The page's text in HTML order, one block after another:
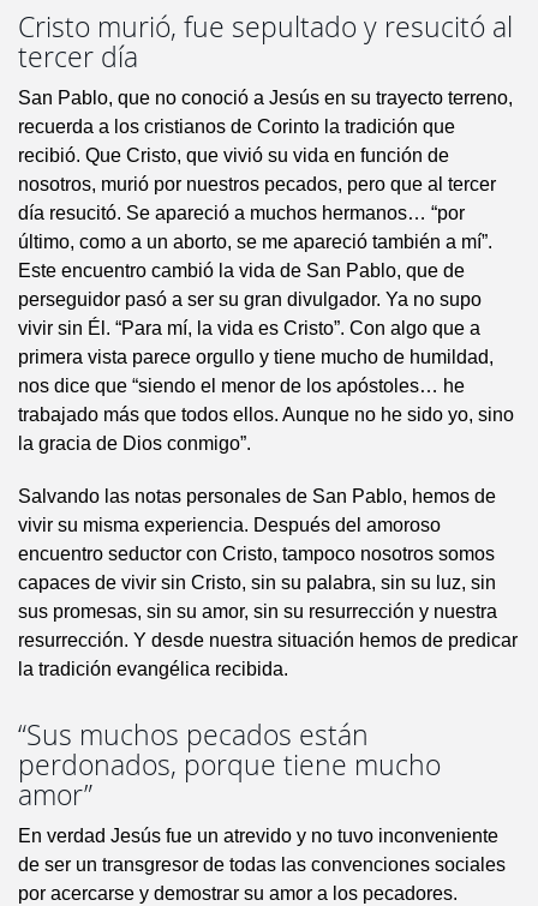
Cristo murió, fue sepultado y resucitó al
tercer día
San Pablo, que no conoció a Jesús en su trayecto terreno,
recuerda a los cristianos de Corinto la tradición que
recibió. Que Cristo, que vivió su vida en función de
nosotros, murió por nuestros pecados, pero que al tercer
día resucitó. Se apareció a muchos hermanos… “por
último, como a un aborto, se me apareció también a mí”.
Este encuentro cambió la vida de San Pablo, que de
perseguidor pasó a ser su gran divulgador. Ya no supo
vivir sin Él. “Para mí, la vida es Cristo”. Con algo que a
primera vista parece orgullo y tiene mucho de humildad,
nos dice que “siendo el menor de los apóstoles… he
trabajado más que todos ellos. Aunque no he sido yo, sino
la gracia de Dios conmigo”.
Salvando las notas personales de San Pablo, hemos de
vivir su misma experiencia. Después del amoroso
encuentro seductor con Cristo, tampoco nosotros somos
capaces de vivir sin Cristo, sin su palabra, sin su luz, sin
sus promesas, sin su amor, sin su resurrección y nuestra
resurrección. Y desde nuestra situación hemos de predicar
la tradición evangélica recibida.
“Sus muchos pecados están
perdonados, porque tiene mucho
amor”
En verdad Jesús fue un atrevido y no tuvo inconveniente
de ser un transgresor de todas las convenciones sociales
por acercarse y demostrar su amor a los pecadores.